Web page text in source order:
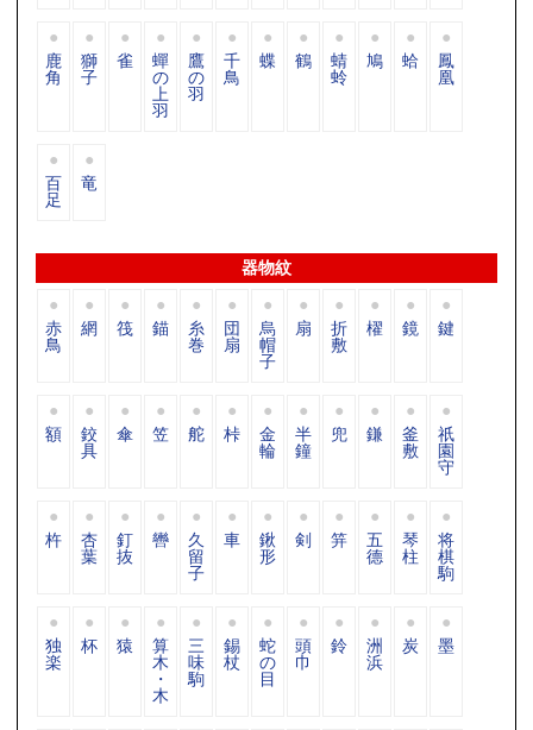
鹿
角
獅
子
雀 蟬
の
上
羽
鷹
の
羽
千
鳥
蝶 鶴 蜻
蛉
鳩 蛤 鳳
凰
百
足
竜
器物紋
赤
鳥
網 筏 錨 糸
巻
団
扇
烏
帽
子
扇 折
敷
櫂 鏡 鍵
額 鉸
具
傘 笠 舵 桛 金
輪
半
鐘
兜 鎌 釜
敷
祇
園
守
杵 杏
葉
釘
抜
轡 久
留
子
車 鍬
形
剣 笄 五
德
琴
柱
将
棋
駒
独
楽
杯 猿 算
木
・
木
三
味
駒
錫
杖
蛇
の
目
頭
巾
鈴 洲
浜
炭 墨